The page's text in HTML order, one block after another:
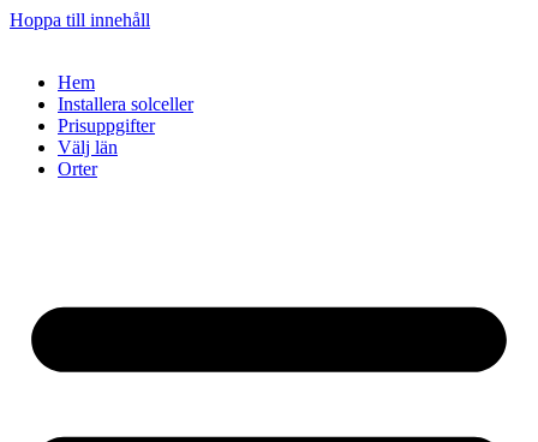
Hoppa till innehåll
Hem
Installera solceller
Prisuppgifter
Välj län
Orter